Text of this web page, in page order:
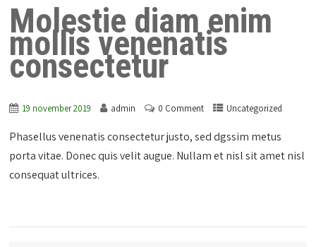
Molestie diam enim
mollis venenatis
consectetur
19 november 2019 admin 0 Comment Uncategorized
Phasellus venenatis consectetur justo, sed dgssim metus
porta vitae. Donec quis velit augue. Nullam et nisl sit amet nisl
consequat ultrices.